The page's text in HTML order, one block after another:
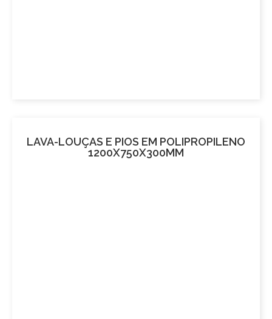
LAVA-LOUÇAS E PIOS EM POLIPROPILENO
1200X750X300MM